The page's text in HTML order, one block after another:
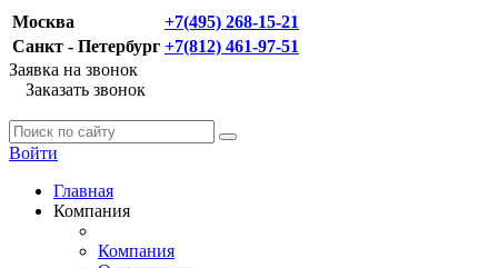
Москва
+7(495) 268-15-21
Санкт - Петербург +7(812) 461-97-51
Заявка на звонок
Заказать звонок
Войти
Главная
Компания
Компания